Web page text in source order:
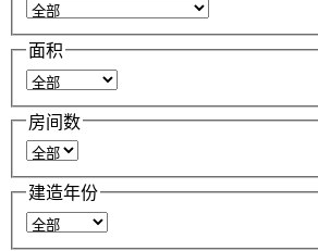
面积
房间数
建造年份